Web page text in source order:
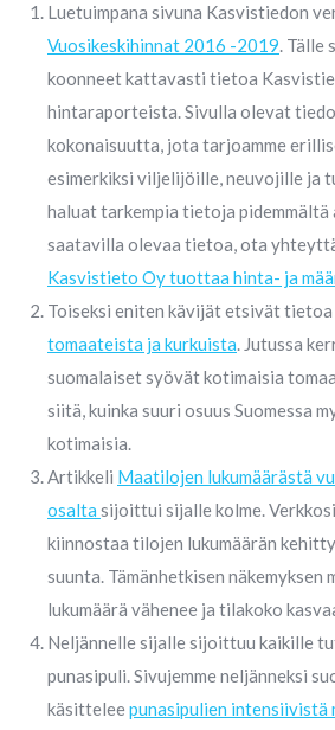
Luetuimpana sivuna Kasvistiedon
Vuosikeskihinnat 2016 -2019. Tälle
koonneet kattavasti tietoa
hintaraporteista. Sivulla olevat
kokonaisuutta, jota tarjoamme
esimerkiksi viljelijöille, neuvojille ja
haluat tarkempia tietoja
saatavilla olevaa tietoa, ota
Kasvistieto Oy tuottaa hinta- ja
Toiseksi eniten kävijät etsivät tietoa
tomaateista ja kurkuista. Jutussa
suomalaiset syövät kotimaisia
siitä, kuinka suuri osuus Suomessa
kotimaisia.
Artikkeli Maatilojen lukumäärästä
osalta sijoittui sijalle kolme.
kiinnostaa tilojen lukumäärän
suunta. Tämänhetkisen näkemyksen
lukumäärä vähenee ja tilakoko
Neljännelle sijalle sijoittuu kaikille
punasipuli. Sivujemme neljänneksi
käsitteleepunasipulien intensiivistä